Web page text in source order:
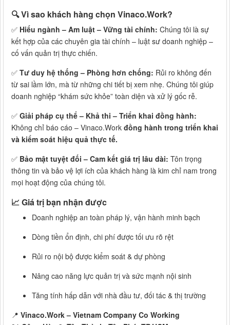
🔍 Vì sao khách hàng chọn Vinaco.Work?
✅ Hiểu ngành – Am luật – Vững tài chính: Chúng tôi là sự
kết hợp của các chuyên gia tài chính – luật sư doanh nghiệp –
cố vấn quản trị thực chiến.
✅ Tư duy hệ thống – Phòng hơn chống: Rủi ro không đến
từ sai lầm lớn, mà từ những chi tiết bị xem nhẹ. Chúng tôi giúp
doanh nghiệp “khám sức khỏe” toàn diện và xử lý gốc rễ.
✅ Giải pháp cụ thể – Khả thi – Triển khai đồng hành:
Không chỉ báo cáo – Vinaco.Work đồng hành trong triển khai
và kiểm soát hiệu quả thực tế.
✅ Bảo mật tuyệt đối – Cam kết giá trị lâu dài: Tôn trọng
thông tin và bảo vệ lợi ích của khách hàng là kim chỉ nam trong
mọi hoạt động của chúng tôi.
📈Giá trị bạn nhận được
Doanh nghiệp an toàn pháp lý, vận hành minh bạch
Dòng tiền ổn định, chi phí được tối ưu rõ rệt
Rủi ro nội bộ được kiểm soát & dự phòng
Nâng cao năng lực quản trị và sức mạnh nội sinh
Tăng tính hấp dẫn với nhà đầu tư, đối tác & thị trường
📍 Vinaco.Work – Vietnam Company Co Working